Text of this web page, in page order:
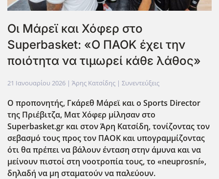
Οι Μάρεϊ και Χόφερ στο
Superbasket: «Ο ΠΑΟΚ έχει την
ποιότητα να τιμωρεί κάθε λάθος»
21 Ιανουαρίου 2026 | Άρης Κατσίδης | Συνεντεύξεις
Ο προπονητής, Γκάρεθ Μάρεϊ και ο Sports Director
της Πριέβιτζα, Ματ Χόφερ μίλησαν στο
Superbasket.gr και στον Άρη Κατσίδη, τονίζοντας τον
σεβασμό τους προς τον ΠΑΟΚ και υπογραμμίζοντας
ότι θα πρέπει να βάλουν ένταση στην άμυνα και να
μείνουν πιστοί στη νοοτροπία τους, το «neuprosní»,
δηλαδή να μη σταματούν να παλεύουν.